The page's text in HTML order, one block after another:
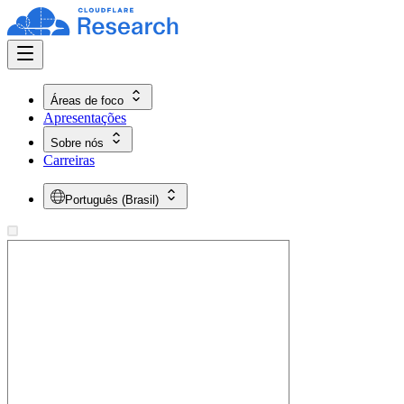
Áreas de foco
Apresentações
Sobre nós
Carreiras
Português (Brasil)